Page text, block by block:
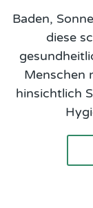
Baden,
diese
Menschen
hinsichtlich